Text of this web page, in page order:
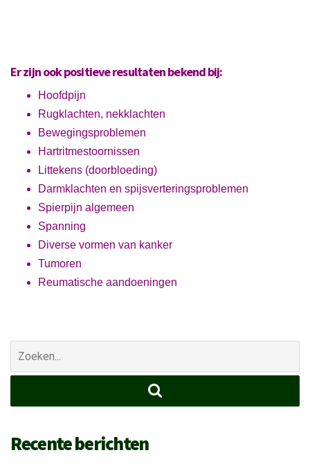
Er zijn ook positieve resultaten bekend bij:
Hoofdpijn
Rugklachten, nekklachten
Bewegingsproblemen
Hartritmestoornissen
Littekens (doorbloeding)
Darmklachten en spijsverteringsproblemen
Spierpijn algemeen
Spanning
Diverse vormen van kanker
Tumoren
Reumatische aandoeningen
Recente berichten